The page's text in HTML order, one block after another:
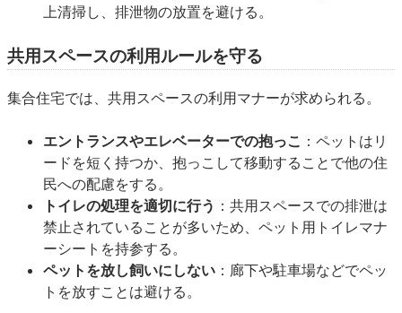
上清掃し、排泄物の放置を避ける。
共用スペースの利用ルールを守る
集合住宅では、共用スペースの利用マナーが求められる。
エントランスやエレベーターでの抱っこ ：ペットはリ
ードを短く持つか、抱っこして移動することで他の住
民への配慮をする。
トイレの処理を適切に行う ：共用スペースでの排泄は
禁止されていることが多いため、ペット用トイレマナ
ーシートを持参する。
ペットを放し飼いにしない ：廊下や駐車場などでペッ
トを放すことは避ける。